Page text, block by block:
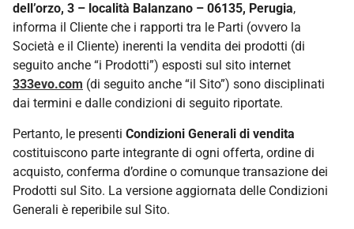
dell’orzo, 3 – località Balanzano – 06135, Perugia,
informa il Cliente che i rapporti tra le Parti (ovvero la
Società e il Cliente) inerenti la vendita dei prodotti (di
seguito anche “i Prodotti”) esposti sul sito internet
333evo.com (di seguito anche “il Sito”) sono disciplinati
dai termini e dalle condizioni di seguito riportate.
Pertanto, le presenti Condizioni Generali di vendita
costituiscono parte integrante di ogni offerta, ordine di
acquisto, conferma d’ordine o comunque transazione dei
Prodotti sul Sito. La versione aggiornata delle Condizioni
Generali è reperibile sul Sito.